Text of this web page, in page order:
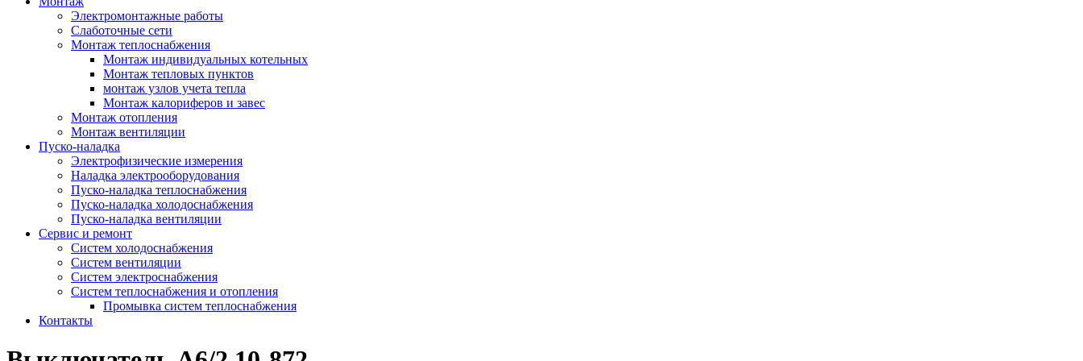
Электромонтажные работы
Слаботочные сети
Монтаж теплоснабжения
Монтаж индивидуальных котельных
Монтаж тепловых пунктов
монтаж узлов учета тепла
Монтаж калориферов и завес
Монтаж отопления
Монтаж вентиляции
Пуско-наладка
Электрофизические измерения
Наладка электрооборудования
Пуско-наладка теплоснабжения
Пуско-наладка холодоснабжения
Пуско-наладка вентиляции
Сервис и ремонт
Систем холодоснабжения
Систем вентиляции
Систем электроснабжения
Систем теплоснабжения и отопления
Промывка систем теплоснабжения
Контакты